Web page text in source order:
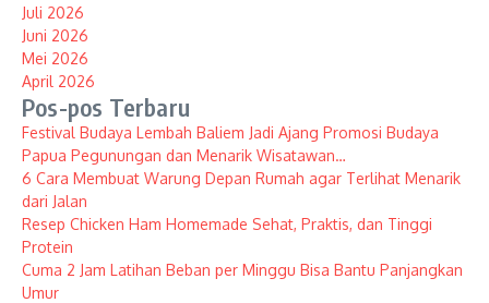
Juli 2026
Juni 2026
Mei 2026
April 2026
Pos-pos Terbaru
Festival Budaya Lembah Baliem Jadi Ajang Promosi Budaya
Papua Pegunungan dan Menarik Wisatawan…
6 Cara Membuat Warung Depan Rumah agar Terlihat Menarik
dari Jalan
Resep Chicken Ham Homemade Sehat, Praktis, dan Tinggi
Protein
Cuma 2 Jam Latihan Beban per Minggu Bisa Bantu Panjangkan
Umur